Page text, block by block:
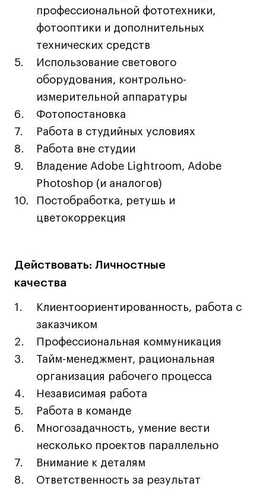
Для школьников
Интенсивы
Среднесрочные
Долгосрочные
Все программы
О школе
Новости
События
Блог
Преподаватели
Для прессы
Связи с индустрией
Вакансии
Контакты
Поступающим
Условия поступления
Стоимость обучения
Иностранным студентам
График учебного года
Вопросы и ответы
профессиональной фототехники,
фотооптики и дополнительных
технических средств
Использование светового
оборудования, контрольно-
измерительной аппаратуры
Фотопостановка
Работа в студийных условиях
Работа вне студии
Владение Adobe Lightroom, Adobe
Photoshop (и аналогов)
Постобработка, ретушь и
цветокоррекция
Действовать: Личностные
качества
Клиентоориентированность, работа с
заказчиком
Профессиональная коммуникация
Тайм-менеджмент, рациональная
организация рабочего процесса
Независимая работа
Работа в команде
Многозадачность, умение вести
несколько проектов параллельно
Внимание к деталям
Ответственность за результат